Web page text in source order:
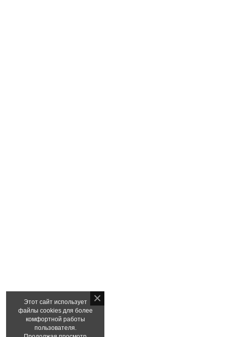
Этот сайт использует
файлы cookies для более
комфортной работы
пользователя.